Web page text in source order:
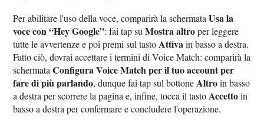
Per abilitare l'uso della voce, comparirà la schermataUsa la
voce con “Hey Google”: fai tap suMostra altroper leggere
tutte le avvertenze e poi premi sul tasto Attivain basso a destra.
Fatto ciò, dovrai accettare i termini di Voice Match: comparirà la
schermataConfigura Voice Match per il tuo account per
fare di più parlando, dunque fai tap sul bottone Altroin basso
a destra per scorrere la pagina e, infine, tocca il tasto Accettoin
basso a destra per confermare e concludere l'operazione.